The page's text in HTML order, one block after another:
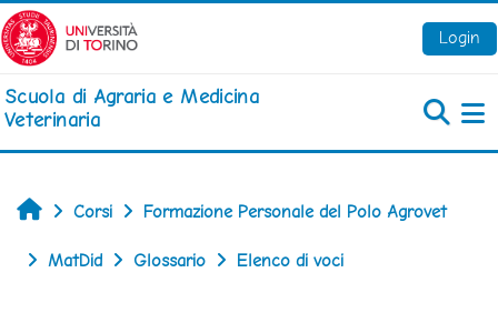
Vai al contenuto principale
Login
Scuola di Agraria e Medicina
Veterinaria
Home
Corsi Formazione Personale del Polo Agrovet
MatDid Glossario Elenco di voci